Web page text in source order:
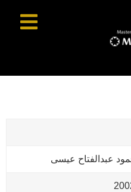
عبدالفتاح عيسى